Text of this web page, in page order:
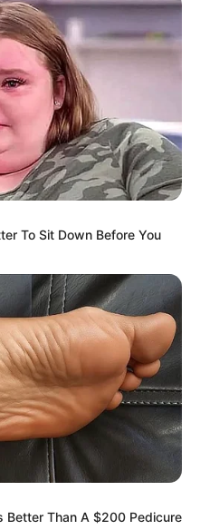
To Sit Down Before You
Better Than A $200 Pedicure